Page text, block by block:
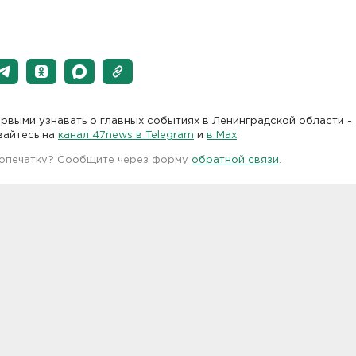
узнавать о главных событиях в Ленинградской области -
на канал 47news в Telegram и в Maх
Сообщите через форму обратной связи